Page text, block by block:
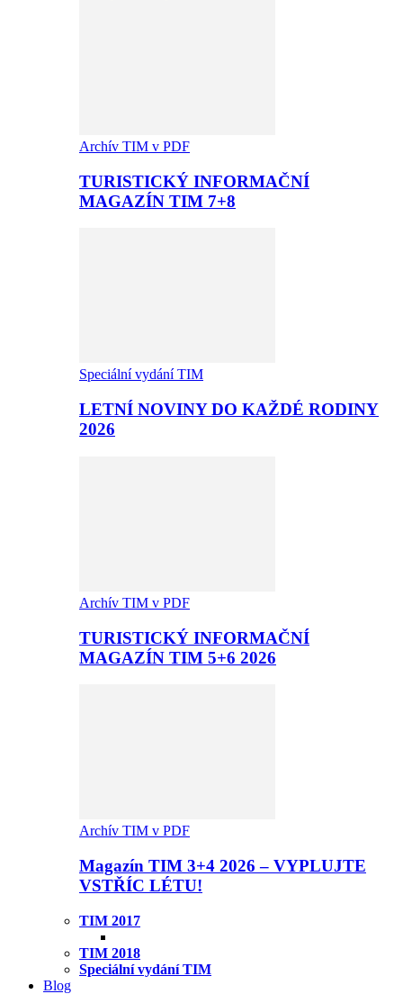
Archív TIM v PDF
TURISTICKÝ INFORMAČNÍ
MAGAZÍN TIM 7+8
Speciální vydání TIM
LETNÍ NOVINY DO KAŽDÉ RODINY
2026
Archív TIM v PDF
TURISTICKÝ INFORMAČNÍ
MAGAZÍN TIM 5+6 2026
Archív TIM v PDF
Magazín TIM 3+4 2026 – VYPLUJTE
VSTŘÍC LÉTU!
TIM 2017
TIM 2018
Speciální vydání TIM
Blog